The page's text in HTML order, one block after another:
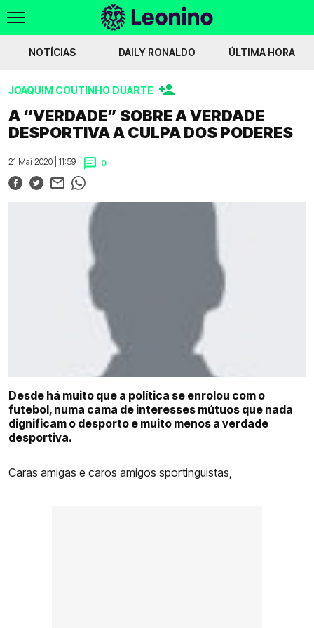
2028 Javi Vázquez na mira do Sporting
Voltar
WIKILEONINO
NOTÍCIAS DAILY RONALDO ÚLTIMA HORA
JOAQUIM COUTINHO DUARTE
A “VERDADE” SOBRE A VERDADE
DESPORTIVA A CULPA DOS PODERES
21 Mai 2020 | 11:59 0
Desde há muito que a política se enrolou com o
futebol, numa cama de interesses mútuos que nada
dignificam o desporto e muito menos a verdade
desportiva.
Caras amigas e caros amigos sportinguistas,